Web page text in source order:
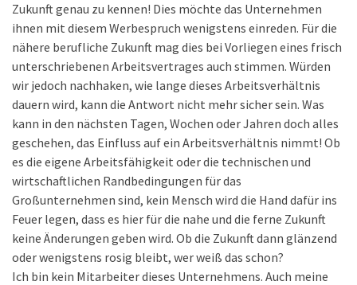
Zukunft genau zu kennen! Dies möchte das Unternehmen
ihnen mit diesem Werbespruch wenigstens einreden. Für die
nähere berufliche Zukunft mag dies bei Vorliegen eines frisch
unterschriebenen Arbeitsvertrages auch stimmen. Würden
wir jedoch nachhaken, wie lange dieses Arbeitsverhältnis
dauern wird, kann die Antwort nicht mehr sicher sein. Was
kann in den nächsten Tagen, Wochen oder Jahren doch alles
geschehen, das Einfluss auf ein Arbeitsverhältnis nimmt! Ob
es die eigene Arbeitsfähigkeit oder die technischen und
wirtschaftlichen Randbedingungen für das
Großunternehmen sind, kein Mensch wird die Hand dafür ins
Feuer legen, dass es hier für die nahe und die ferne Zukunft
keine Änderungen geben wird. Ob die Zukunft dann glänzend
oder wenigstens rosig bleibt, wer weiß das schon?
Ich bin kein Mitarbeiter dieses Unternehmens. Auch meine